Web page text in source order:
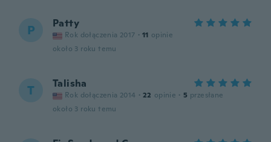
P Patty
Rok dołączenia 2017 · 11 opinie
około 3 roku temu
T Talisha
Rok dołączenia 2014 · 22 opinie · 5 przesłane
około 3 roku temu